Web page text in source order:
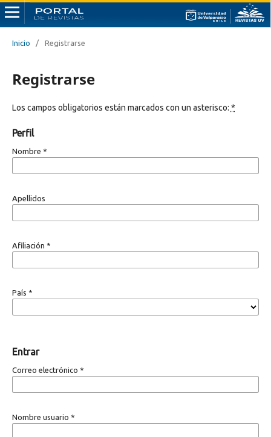
Inicio / Registrarse
Registrarse
Los campos obligatorios están marcados con un asterisco: *
Perfil
Nombre *
Apellidos
Afiliación *
País *
Entrar
Correo electrónico *
Nombre usuario *